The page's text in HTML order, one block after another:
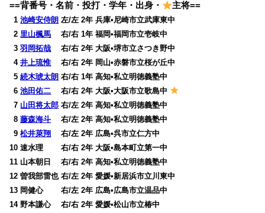
==背番号・名前・投打・学年・出身・
主将==
01池崎安侍朗 左/左 2年 兵庫•尼崎市立武庫東中
02里山楓馬 右/右 1年 福岡•福岡市立壱岐中
03羽岡拓哉 右/右 2年 大阪•堺市立さつき野中
04井上琉惟 右/右 2年 岡山•赤磐市立桜が丘中
05続木琥太朗 右/右 1年 高知•私立明徳義塾中
06池田佑二 右/右 2年 大阪•大阪市立歌島中
07 山田将太郎 右/左 2年 高知•私立明徳義塾中
08藤森海斗 右/左 2年 高知•私立明徳義塾中
09松井萊翔 右/左 2年 広島•呉市立仁方中
10 速水理 右/右 2年 大阪•島本町立第一中
11 山本朝日 右/右 2年 高知•私立明徳義塾中
12 曽我部雷也 右/左 2年 愛媛•新居浜市立川東中
13 岡健心 右/左 2年 広島•広島市立温品中
14 野本謙心 右/右 2年 愛媛•松山市立椿中